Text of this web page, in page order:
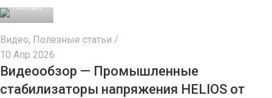
ДИАПАЗОН, (В)
ТОЧН, ВЫХОД, % ТОЧН, ВЫХОД, %
Roman
Видео, Полезные статьи
10 Апр 2026
Видеообзор — Промышленные
стабилизаторы напряжения HELIOS от